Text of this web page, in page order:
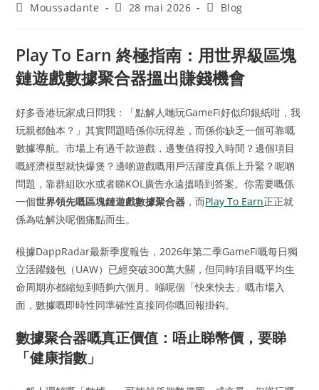
Moussadante 28 mai 2026 Blog
Play To Earn 終極指南：用世界級區塊
鏈遊戲數據聚合器搵出賺錢機會
好多香港玩家成日問我：「點解人哋玩GameFi好似印銀紙咁，我
玩親都蝕本？」其實問題唔係你玩得差，而係你缺乏一個可靠嘅
數據導航。市場上有過千款遊戲，邊隻值得投入時間？邊個項目
嘅經濟模型就快爆煲？邊啲遊戲嘅用戶活躍度真係上升緊？呢啲
問題，靠群組吹水或者睇KOL廣告永遠搵唔到答案。你需要嘅係
一個世界領先嘅區塊鏈遊戲數據聚合器 ，而Play To Earn正正就
係為咗解決呢個痛點而生。
根據DappRadar最新季度報告，2026年第二季GameFi嘅每日獨
立活躍錢包（UAW）已經突破300萬大關，但同時項目嘅平均生
命周期亦都縮短到唔夠六個月。喺呢個「快來快去」嘅市場入
面，數據嘅即時性同準確性直接同你嘅回報掛鈎。
數據聚合器嘅真正價值：唔止睇幣價，要睇
「健康指數」